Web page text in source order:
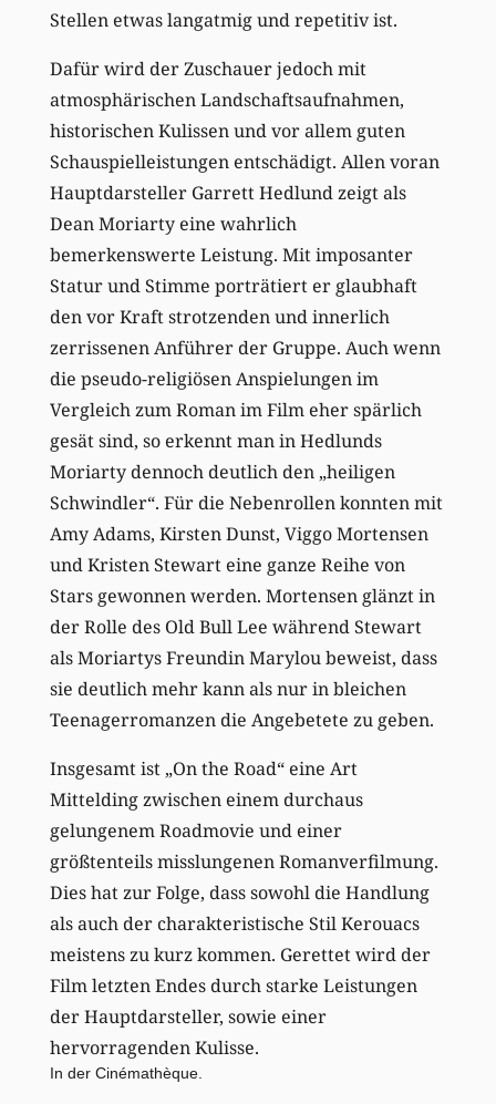
Stellen etwas langatmig und repetitiv ist.
Dafür wird der Zuschauer jedoch mit
atmosphärischen Landschaftsaufnahmen,
historischen Kulissen und vor allem guten
Schauspielleistungen entschädigt. Allen voran
Hauptdarsteller Garrett Hedlund zeigt als
Dean Moriarty eine wahrlich
bemerkenswerte Leistung. Mit imposanter
Statur und Stimme porträtiert er glaubhaft
den vor Kraft strotzenden und innerlich
zerrissenen Anführer der Gruppe. Auch wenn
die pseudo-religiösen Anspielungen im
Vergleich zum Roman im Film eher spärlich
gesät sind, so erkennt man in Hedlunds
Moriarty dennoch deutlich den „heiligen
Schwindler“. Für die Nebenrollen konnten mit
Amy Adams, Kirsten Dunst, Viggo Mortensen
und Kristen Stewart eine ganze Reihe von
Stars gewonnen werden. Mortensen glänzt in
der Rolle des Old Bull Lee während Stewart
als Moriartys Freundin Marylou beweist, dass
sie deutlich mehr kann als nur in bleichen
Teenagerromanzen die Angebetete zu geben.
Insgesamt ist „On the Road“ eine Art
Mittelding zwischen einem durchaus
gelungenem Roadmovie und einer
größtenteils misslungenen Romanverfilmung.
Dies hat zur Folge, dass sowohl die Handlung
als auch der charakteristische Stil Kerouacs
meistens zu kurz kommen. Gerettet wird der
Film letzten Endes durch starke Leistungen
der Hauptdarsteller, sowie einer
hervorragenden Kulisse.
In der Cinémathèque.